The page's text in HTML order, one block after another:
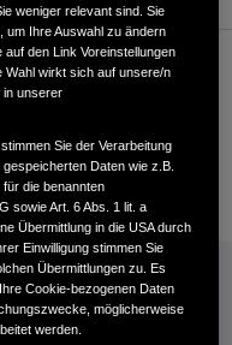
EMISSIONEN (PDF, 42 KB)
kombiniert 4,6−4,8. CO₂-
Klasse: C.
weniger relevant sind. Sie
um Ihre Auswahl zu ändern
den Link Voreinstellungen
Wahl wirkt sich auf unsere/n
in unserer
Sie der Verarbeitung
Daten wie z.B.
die benannten
sowie Art. 6 Abs. 1 lit. a
Übermittlung in die USA durch
Einwilligung stimmen Sie
Übermittlungen zu. Es
Cookie-bezogenen Daten
möglicherweise
werden.